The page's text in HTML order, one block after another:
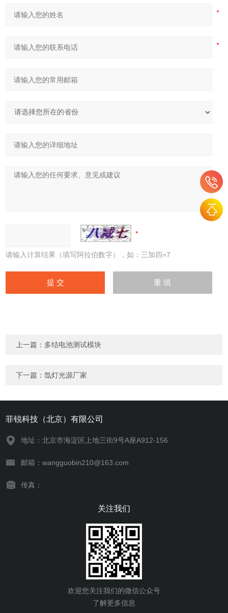
请输入计算结果（填写阿拉伯数字），如：三加四=7
上一篇： 多结电池测试模块
下一篇：氙灯光源厂家
菲锐科技（北京）有限公司
地址：北京市海淀区上地三街9号A座A912-156
邮箱：wangguobin210@163.com
传真：
关注我们
欢迎您关注我们的微信公众号
了解更多信息